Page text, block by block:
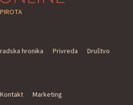
hronika Privreda
Društvo
Kontakt Marketing